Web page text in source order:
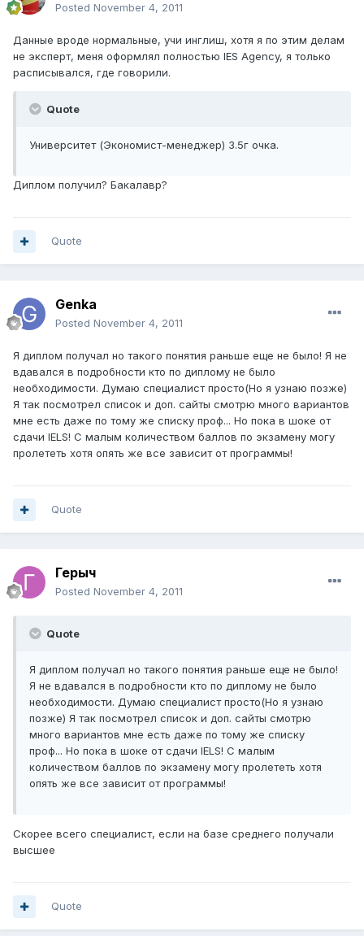
Posted November 4, 2011
Данные вроде нормальные, учи инглиш, хотя я по этим делам
не эксперт, меня оформлял полностью IES Agency, я только
расписывался, где говорили.
Quote
Университет (Экономист-менеджер) 3.5г очка.
Диплом получил? Бакалавр?
Quote
Genka
Posted November 4, 2011
Я диплом получал но такого понятия раньше еще не было! Я не
вдавался в подробности кто по диплому не было
необходимости. Думаю специалист просто(Но я узнаю позже)
Я так посмотрел список и доп. сайты смотрю много вариантов
мне есть даже по тому же списку проф... Но пока в шоке от
сдачи IELS! С малым количеством баллов по экзамену могу
пролететь хотя опять же все зависит от программы!
Quote
Герыч
Posted November 4, 2011
Quote
Я диплом получал но такого понятия раньше еще не было!
Я не вдавался в подробности кто по диплому не было
необходимости. Думаю специалист просто(Но я узнаю
позже) Я так посмотрел список и доп. сайты смотрю
много вариантов мне есть даже по тому же списку
проф... Но пока в шоке от сдачи IELS! С малым
количеством баллов по экзамену могу пролететь хотя
опять же все зависит от программы!
Скорее всего специалист, если на базе среднего получали
высшее
Quote